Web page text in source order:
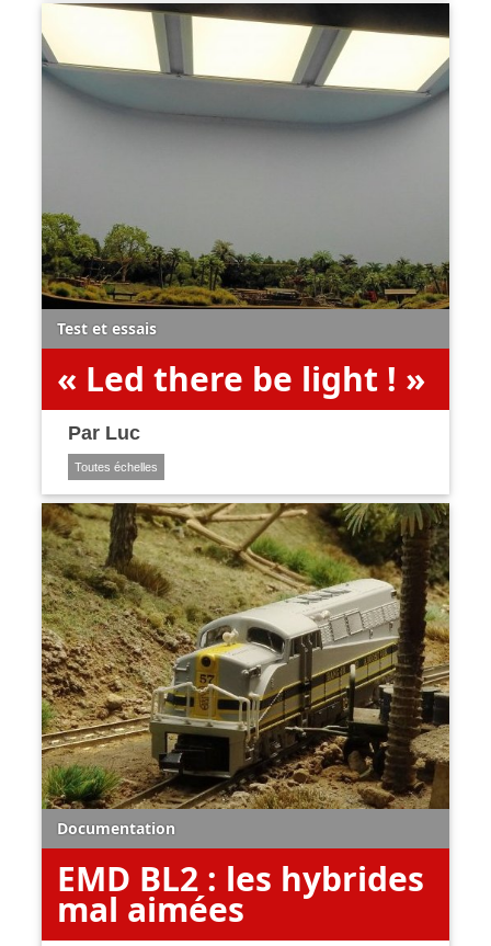
Test et essais
« Led there be light ! »
Par Luc
Toutes échelles
Documentation
EMD BL2 : les hybrides
mal aimées